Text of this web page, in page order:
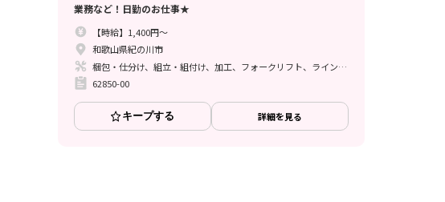
業務など！日勤のお仕事★
【時給】1,400円～
和歌山県紀の川市
梱包・仕分け、組立・組付け、加工、フォークリフト、ライン作業
62850-00
キープする 詳細を見る